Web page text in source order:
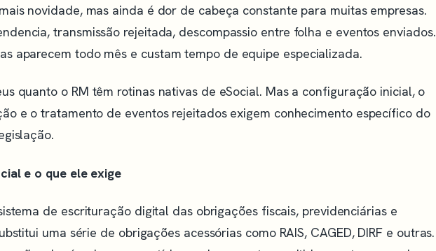
novidade, mas ainda é dor de cabeça constante para muitas empresas.
transmissão rejeitada, descompassio entre folha e eventos enviados.
aparecem todo mês e custam tempo de equipe especializada.
quanto o RM têm rotinas nativas de eSocial. Mas a configuração inicial, o
e o tratamento de eventos rejeitados exigem conhecimento específico do
e o que ele exige
de escrituração digital das obrigações fiscais, previdenciárias e
uma série de obrigações acessórias como RAIS, CAGED, DIRF e outras.